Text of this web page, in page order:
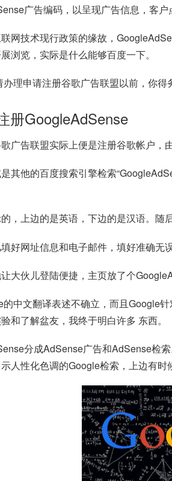
广告编码，以呈现广告信息，客户
网技术现行政策的缘故，
浏览，实际是什么能够百度一下。
办理申请注册谷歌广告联盟以前，你
册GoogleAdSense
广告联盟实际上便是注册谷歌帐户，
其他的百度搜索引擎检索
，上边的是英语，下边的是汉语。随
好网址信息和电子邮件，填好准确无
大伙儿登陆便捷，主页放了个
的中文翻译表述不确立，而且Google
和了解盆友，我终于明白许多 东西。
分成AdSense广告和AdSense检
人性化色调的Google检索，上边有时